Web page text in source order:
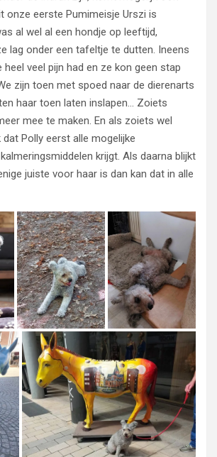
onze eerste Pumimeisje Urszi is
al wel al een hondje op leeftijd,
lag onder een tafeltje te dutten. Ineens
veel pijn had en ze kon geen stap
zijn toen met spoed naar de dierenarts
haar toen laten inslapen… Zoiets
mee te maken. En als zoiets wel
Polly eerst alle mogelijke
krijgt. Als daarna blijkt
juiste voor haar is dan kan dat in alle